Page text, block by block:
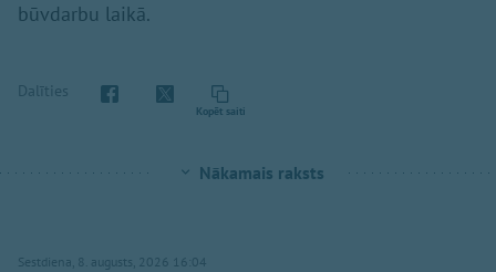
būvdarbu laikā.
Dalīties
Kopēt saiti
Nākamais raksts
Sestdiena, 8. augusts, 2026 16:04